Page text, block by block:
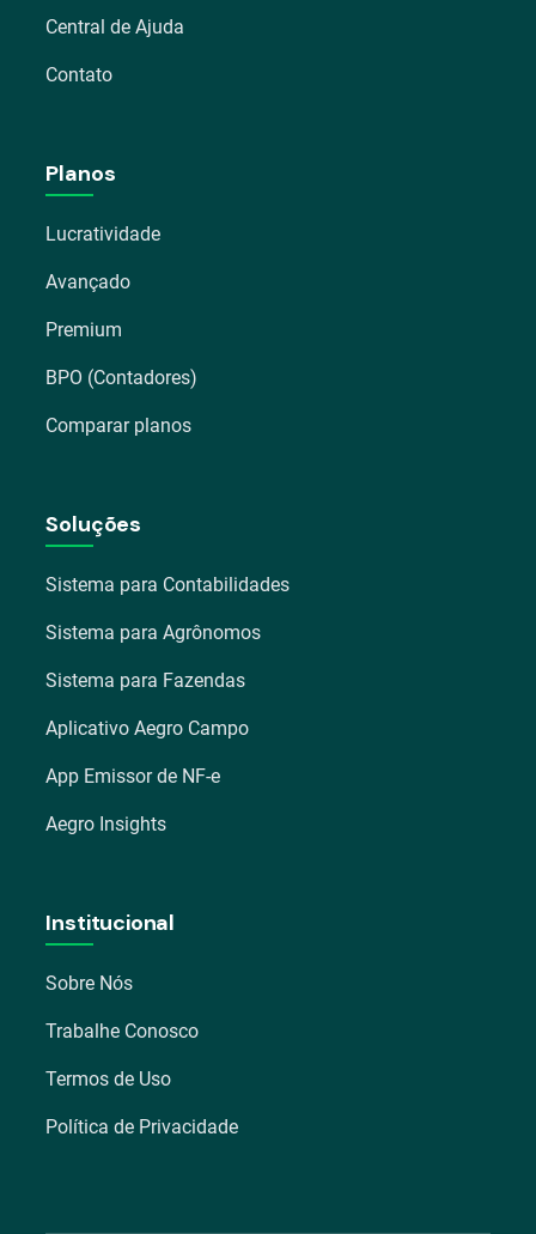
Central de Ajuda
Contato
Planos
Lucratividade
Avançado
Premium
BPO (Contadores)
Comparar planos
Soluções
Sistema para Contabilidades
Sistema para Agrônomos
Sistema para Fazendas
Aplicativo Aegro Campo
App Emissor de NF-e
Aegro Insights
Institucional
Sobre Nós
Trabalhe Conosco
Termos de Uso
Política de Privacidade